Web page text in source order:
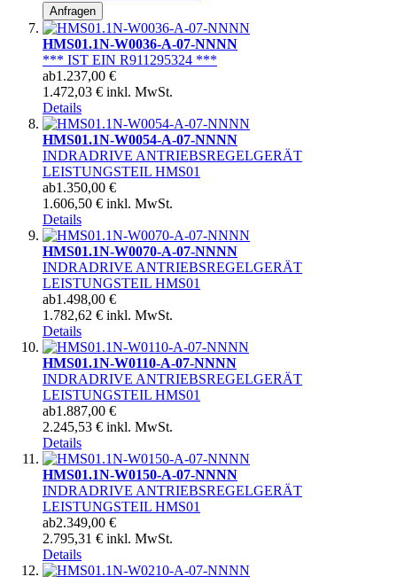
Anfragen
HMS01.1N-W0036-A-07-NNNN
*** IST EIN R911295324 ***
ab1.237,00 €
1.472,03 € inkl. MwSt.
Details
HMS01.1N-W0054-A-07-NNNN
INDRADRIVE ANTRIEBSREGELGERÄT
LEISTUNGSTEIL HMS01
ab1.350,00 €
1.606,50 € inkl. MwSt.
Details
HMS01.1N-W0070-A-07-NNNN
INDRADRIVE ANTRIEBSREGELGERÄT
LEISTUNGSTEIL HMS01
ab1.498,00 €
1.782,62 € inkl. MwSt.
Details
HMS01.1N-W0110-A-07-NNNN
INDRADRIVE ANTRIEBSREGELGERÄT
LEISTUNGSTEIL HMS01
ab1.887,00 €
2.245,53 € inkl. MwSt.
Details
HMS01.1N-W0150-A-07-NNNN
INDRADRIVE ANTRIEBSREGELGERÄT
LEISTUNGSTEIL HMS01
ab2.349,00 €
2.795,31 € inkl. MwSt.
Details